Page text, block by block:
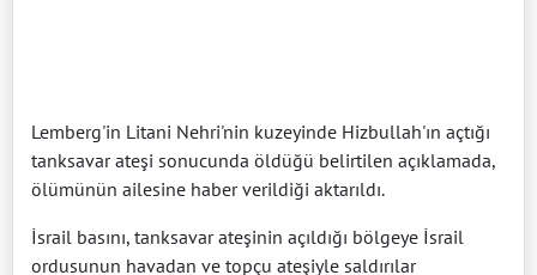
Lemberg'in Litani Nehri'nin kuzeyinde Hizbullah'ın açtığı
tanksavar ateşi sonucunda öldüğü belirtilen açıklamada,
ölümünün ailesine haber verildiği aktarıldı.
İsrail basını, tanksavar ateşinin açıldığı bölgeye İsrail
ordusunun havadan ve topçu ateşiyle saldırılar